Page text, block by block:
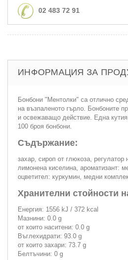
02 483 72 91
ИНФОРМАЦИЯ ЗА
Бонбони "Ментолки" са отлично
на възпаленото гърло. Бонбоните
и освежаващо действие. Една
100 броя бонбони.
Съдържание:
захар, сироп от глюкоза, регулатор
лимонена киселина, ароматизант:
оцветител: куркумин, медни
Хранителни стойности
Енергия: 1556 kJ / 372 kcal
Мазнини: 0.0 g
от които наситени: 0.0 g
Въглехидрати: 93.0 g
от които захари: 73.7 g
Белтъчини: 0 g